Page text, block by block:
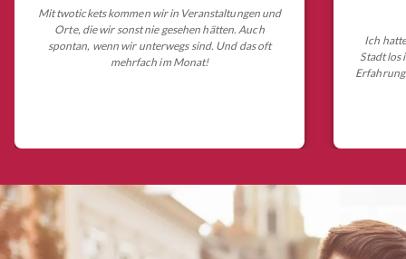
Mit twotickets kommen wir in Veranstaltungen und
Orte, die wir sonst nie gesehen hätten. Auch
spontan, wenn wir unterwegs sind. Und das oft
mehrfach im Monat!
Ich
Stadt los